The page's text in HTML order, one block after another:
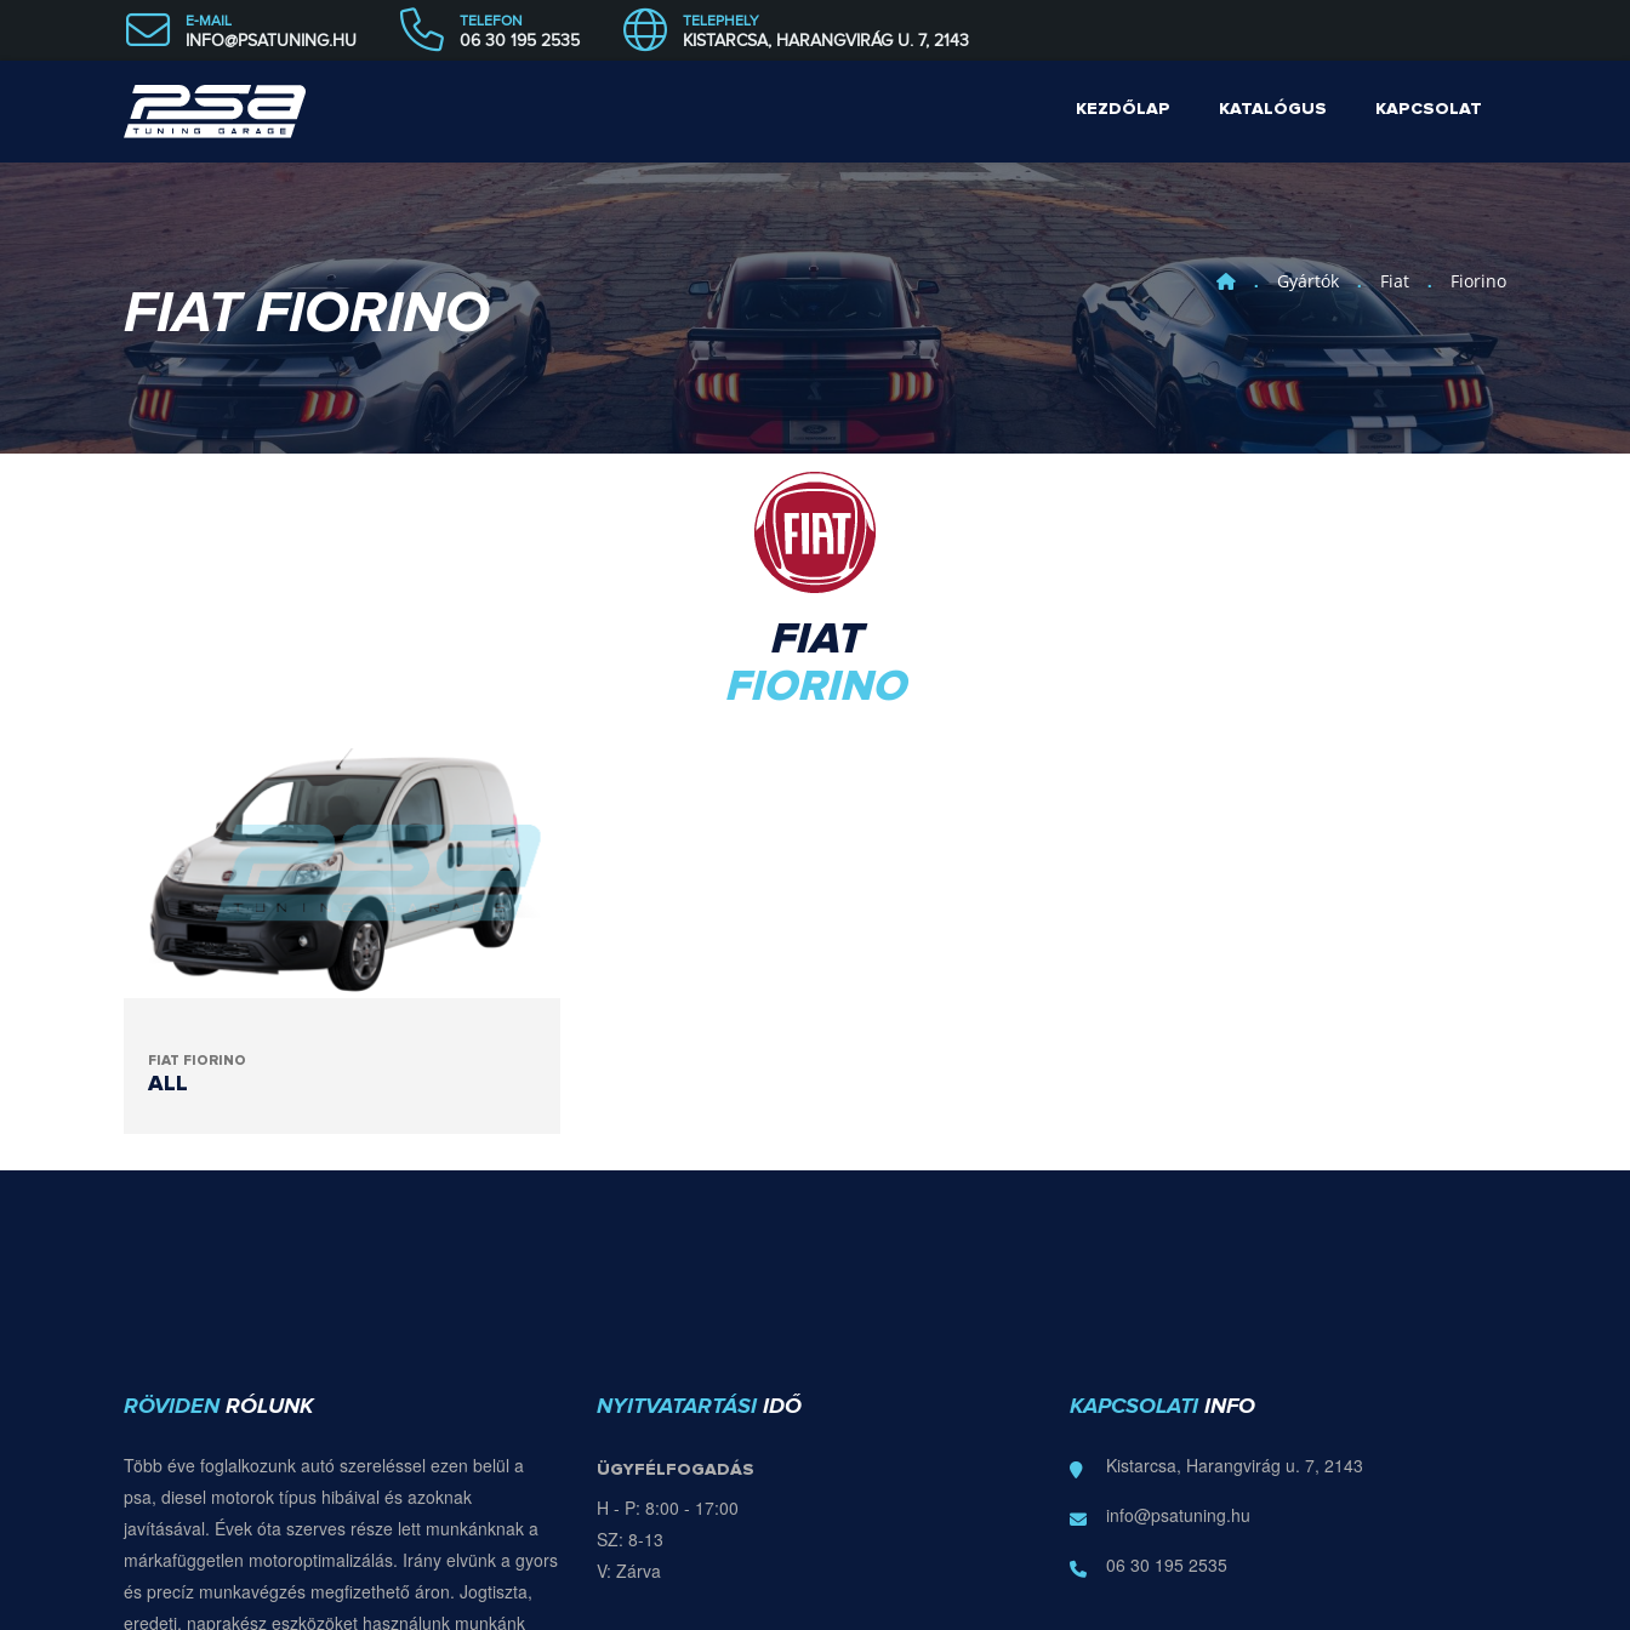
E-MAIL
INFO@PSATUNING.HU
TELEFON
06 30 195 2535
TELEPHELY
KISTARCSA, HARANGVIRÁG U. 7, 2143
KEZDŐLAP KATALÓGUS KAPCSOLAT
FIAT FIORINO
Gyártók Fiat Fiorino
FIAT
FIORINO
FIAT FIORINO
ALL
RÖVIDEN RÓLUNK
Több éve foglalkozunk autó szereléssel ezen belül a
psa, diesel motorok típus hibáival és azoknak
javításával. Évek óta szerves része lett munkánknak a
márkafüggetlen motoroptimalizálás. Irány elvünk a gyors
és precíz munkavégzés megfizethető áron. Jogtiszta,
eredeti, naprakész eszközöket használunk munkánk
NYITVATARTÁSI IDŐ
ÜGYFÉLFOGADÁS
H - P: 8:00 - 17:00
SZ: 8-13
V: Zárva
KAPCSOLATI INFO
Kistarcsa, Harangvirág u. 7, 2143
info@psatuning.hu
06 30 195 2535